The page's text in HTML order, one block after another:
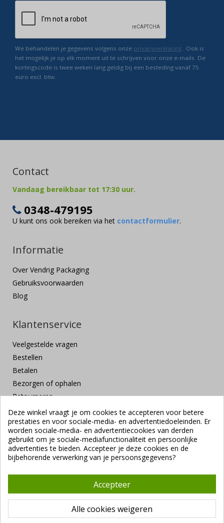
We behandelen je gegevens volgens onze privacyverklaring . Ook is
het mogelijk je op elk moment uit te schrijven voor onze e-mails. De
kortingscode is twee weken lang geldig bij een besteding vanaf 75
euro excl. btw.
Contact
Vandaag bereikbaar tot 17:30 uur.
0348-479195
U kunt ons ook bereiken via het contactformulier.
Informatie
Over Vendrig Packaging
Gebruiksvoorwaarden
Blog
Klantenservice
Veelgestelde vragen
Bestellen
Betalen
Bezorgen of ophalen
Retourneren
Klachten en suggesties
Contact
Veilig betalen
Vendrig Packaging B.V.1941 - 2026 |
Deze winkel vraagt je om cookies te accepteren voor betere
prestaties en voor sociale-media- en advertentiedoeleinden. Er
worden sociale-media- en advertentiecookies van derden
gebruikt om je sociale-mediafunctionaliteit en persoonlijke
advertenties te bieden. Accepteer je deze cookies en de
bijbehorende verwerking van je persoonsgegevens?
Accepteer
Alle cookies weigeren